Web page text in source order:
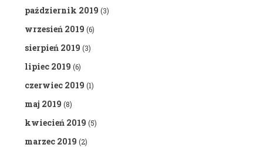
październik 2019 (3)
wrzesień 2019 (6)
sierpień 2019 (3)
lipiec 2019 (6)
czerwiec 2019 (1)
maj 2019 (8)
kwiecień 2019 (5)
marzec 2019 (2)